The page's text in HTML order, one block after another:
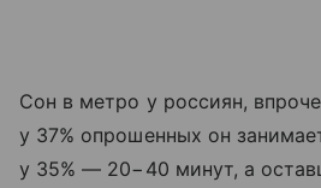
Сон в метро у россиян,
у 37% опрошенных он
у 35% — 20−40 минут, а